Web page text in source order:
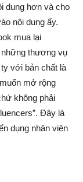
dung hơn và cho
nội dung ấy.
mua lại
thương vụ
với bản chất là
mở rộng
không phải
Đây là
dụng nhân viên